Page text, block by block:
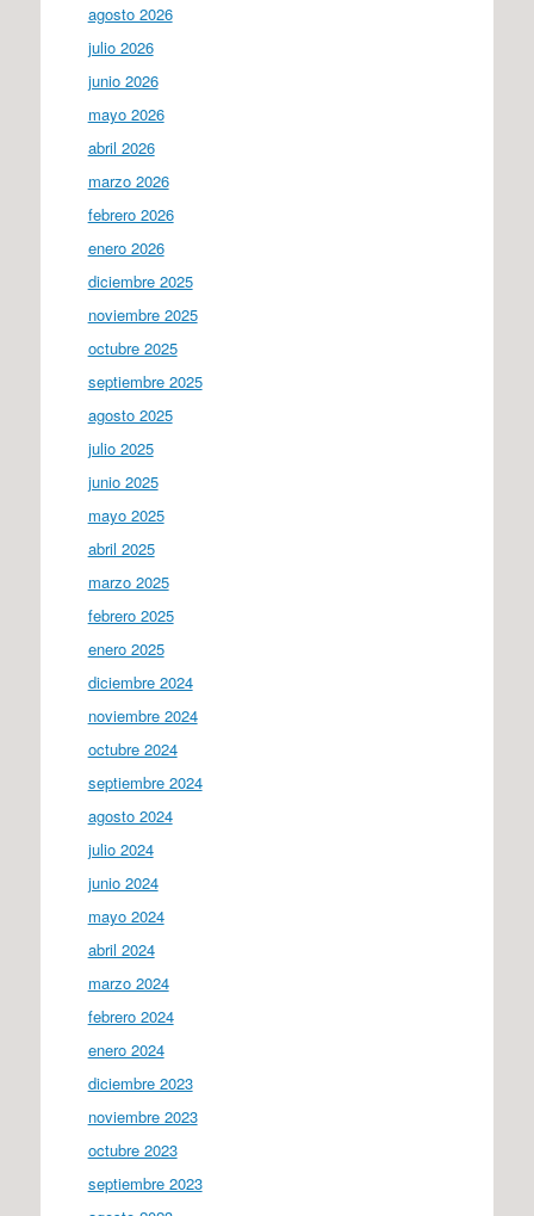
agosto 2026
julio 2026
junio 2026
mayo 2026
abril 2026
marzo 2026
febrero 2026
enero 2026
diciembre 2025
noviembre 2025
octubre 2025
septiembre 2025
agosto 2025
julio 2025
junio 2025
mayo 2025
abril 2025
marzo 2025
febrero 2025
enero 2025
diciembre 2024
noviembre 2024
octubre 2024
septiembre 2024
agosto 2024
julio 2024
junio 2024
mayo 2024
abril 2024
marzo 2024
febrero 2024
enero 2024
diciembre 2023
noviembre 2023
octubre 2023
septiembre 2023